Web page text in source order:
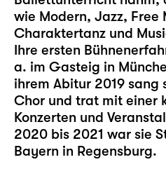
wie Modern, Jazz, Free
Charaktertanz und
Ihre ersten
a. im Gasteig in
ihrem Abitur 2019 sang
Chor und trat mit einer
Konzerten und
2020 bis 2021 war sie
Bayern in Regensburg.